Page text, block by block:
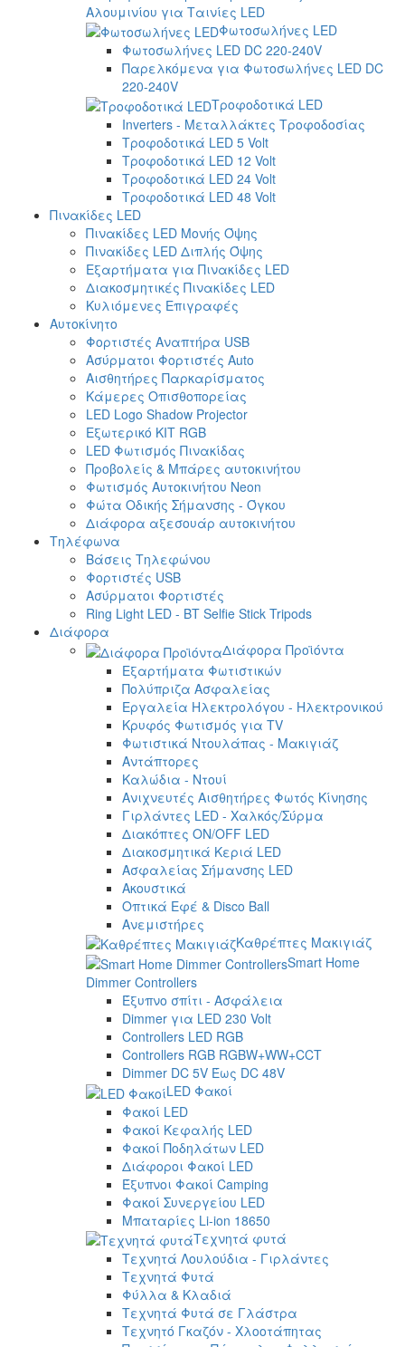
Αλουμινίου για Ταινίες LED
Φωτοσωλήνες LED
Φωτοσωλήνες LED DC 220-240V
Παρελκόμενα για Φωτοσωλήνες LED DC
220-240V
Τροφοδοτικά LED
Inverters - Μεταλλάκτες Τροφοδοσίας
Τροφοδοτικά LED 5 Volt
Τροφοδοτικά LED 12 Volt
Τροφοδοτικά LED 24 Volt
Τροφοδοτικά LED 48 Volt
Πινακίδες LED
Πινακίδες LED Μονής Όψης
Πινακίδες LED Διπλής Όψης
Εξαρτήματα για Πινακίδες LED
Διακοσμητικές Πινακίδες LED
Κυλιόμενες Επιγραφές
Αυτοκίνητο
Φορτιστές Αναπτήρα USB
Ασύρματοι Φορτιστές Auto
Αισθητήρες Παρκαρίσματος
Κάμερες Οπισθοπορείας
LED Logo Shadow Projector
Εξωτερικό ΚΙΤ RGB
LED Φωτισμός Πινακίδας
Προβολείς & Μπάρες αυτοκινήτου
Φωτισμός Αυτοκινήτου Neon
Φώτα Οδικής Σήμανσης - Όγκου
Διάφορα αξεσουάρ αυτοκινήτου
Τηλέφωνα
Βάσεις Τηλεφώνου
Φορτιστές USB
Ασύρματοι Φορτιστές
Ring Light LED - BT Selfie Stick Tripods
Διάφορα
Διάφορα Προϊόντα
Εξαρτήματα Φωτιστικών
Πολύπριζα Ασφαλείας
Εργαλεία Ηλεκτρολόγου - Ηλεκτρονικού
Κρυφός Φωτισμός για TV
Φωτιστικά Ντουλάπας - Μακιγιάζ
Αντάπτορες
Καλώδια - Ντουί
Ανιχνευτές Αισθητήρες Φωτός Κίνησης
Γιρλάντες LED - Χαλκός/Σύρμα
Διακόπτες ON/OFF LED
Διακοσμητικά Κεριά LED
Ασφαλείας Σήμανσης LED
Ακουστικά
Οπτικά Εφέ & Disco Ball
Ανεμιστήρες
Καθρέπτες Μακιγιάζ
Smart Home
Dimmer Controllers
Έξυπνο σπίτι - Ασφάλεια
Dimmer για LED 230 Volt
Controllers LED RGB
Controllers RGB RGBW+WW+CCT
Dimmer DC 5V Έως DC 48V
LED Φακοί
Φακοί LED
Φακοί Κεφαλής LED
Φακοί Ποδηλάτων LED
Διάφοροι Φακοί LED
Έξυπνοι Φακοί Camping
Φακοί Συνεργείου LED
Μπαταρίες Li-ion 18650
Τεχνητά φυτά
Τεχνητά Λουλούδια - Γιρλάντες
Τεχνητά Φυτά
Φύλλα & Κλαδιά
Τεχνητά Φυτά σε Γλάστρα
Τεχνητό Γκαζόν - Χλοοτάπητας